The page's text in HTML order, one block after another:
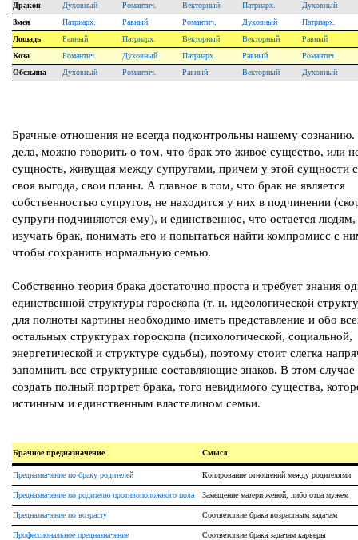
Дракон
Духовный Романтич Векторный Патриарх
Духовный
Змея
Патриарх Равный Романтич Духовный Патриарх
Лошадь
Равный Патриарх Векторный Векторный
Равный
Коза
Романтич Духовный Патриарх Равный Романтич
Обезьяна
Духовный Романтич Равный Векторный Духовный
Брачные отношения не всегда подконтрольны нашему
дела, можно говорить о том, что брак это живое существо, или
сущность, живущая между супругами, причем у этой сущности
своя выгода, свои планы. А главное в том, что брак не является
собственностью супругов, не находится у них в подчинении
супруги подчиняются ему), и единственное, что остается
изучать брак, понимать его и попытаться найти компромисс с
чтобы сохранить нормальную семью.
Собственно теория брака достаточно проста и требует знания
единственной структуры гороскопа (т. н. идеологической
для полноты картины необходимо иметь представление и обо
остальных структурах гороскопа (психологической, социальной,
энергетической и структуре судьбы), поэтому стоит слегка
запомнить все структурные составляющие знаков. В этом случае
создать полный портрет брака, того невидимого существа,
истинным и единственным властелином семьи.
Брачное предназначение Смысл
Предназначение по браку родителей Копирование отношений между родителями
Предназначение по родителю противоположного пола Замещение матери женой, либо отца мужем
Предназначение по возрасту Соответствие брака возрастным задачам
Профессиональное предназначение Соответствие брака задачам карьеры